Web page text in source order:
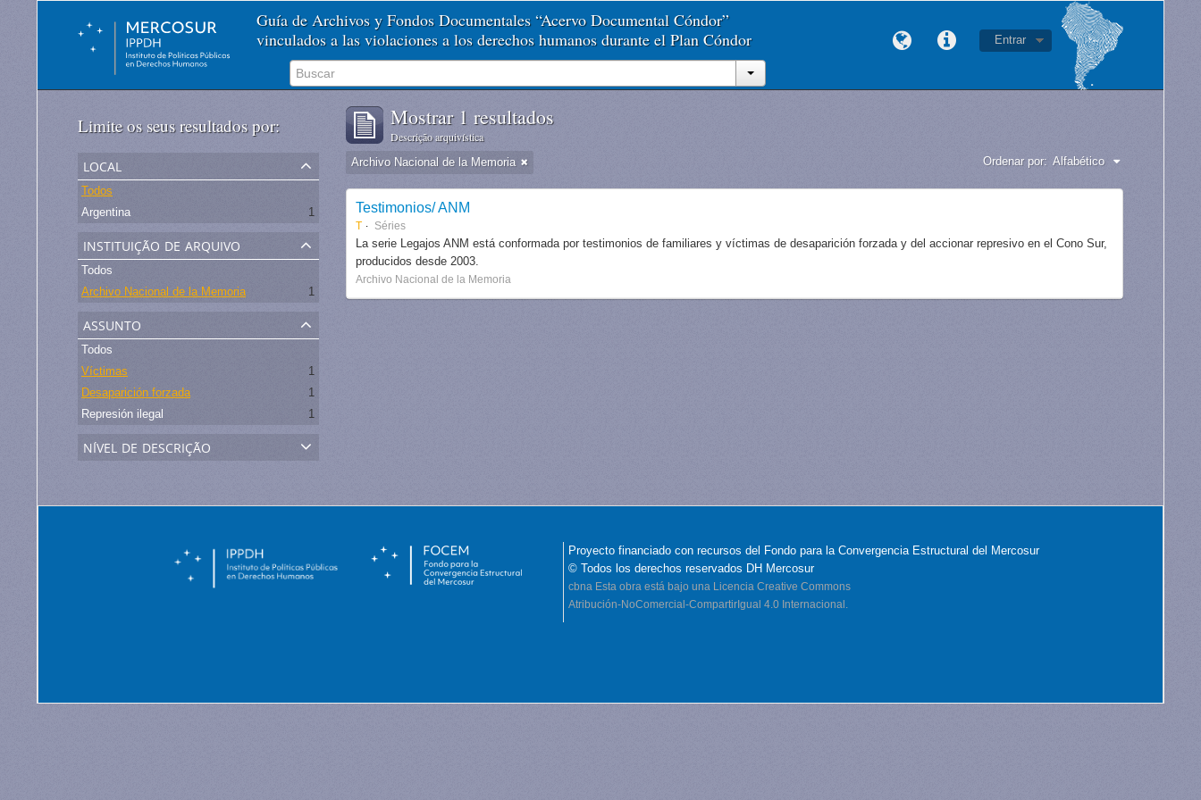
Guía de Archivos y Fondos Documentales “Acervo Documental Cóndor”
vinculados a las violaciones a los derechos humanos durante el Plan Cóndor
Entrar
Limite os seus resultados por:
local
Todos
Argentina
1
instituição de arquivo
Todos
Archivo Nacional de la Memoria
1
assunto
Todos
Víctimas
1
Desaparición forzada
1
Represión ilegal
1
nível de descrição
Mostrar 1 resultados
Descrição arquivística
Archivo Nacional de la Memoria Ordenar por: Alfabético
Testimonios/ ANM
T Séries
La serie Legajos ANM está conformada por testimonios de familiares y víctimas de desaparición forzada y del accionar represivo en el Cono Sur,
producidos desde 2003.
Archivo Nacional de la Memoria
Proyecto financiado con recursos del Fondo para la Convergencia Estructural del Mercosur
© Todos los derechos reservados DH Mercosur
cbna Esta obra está bajo una Licencia Creative Commons
Atribución-NoComercial-CompartirIgual 4.0 Internacional.